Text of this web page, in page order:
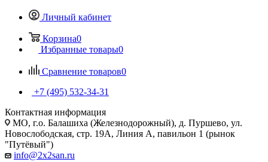
Личный кабинет
Корзина0
Избранные товары0
Сравнение товаров0
+7 (495) 532‑34‑31
Контактная информация
МО, г.о. Балашиха (Железнодорожный), д. Пуршево, ул.
Новослободская, стр. 19А, Линия А, павильон 1 (рынок
"Путёвый")
info@2x2san.ru